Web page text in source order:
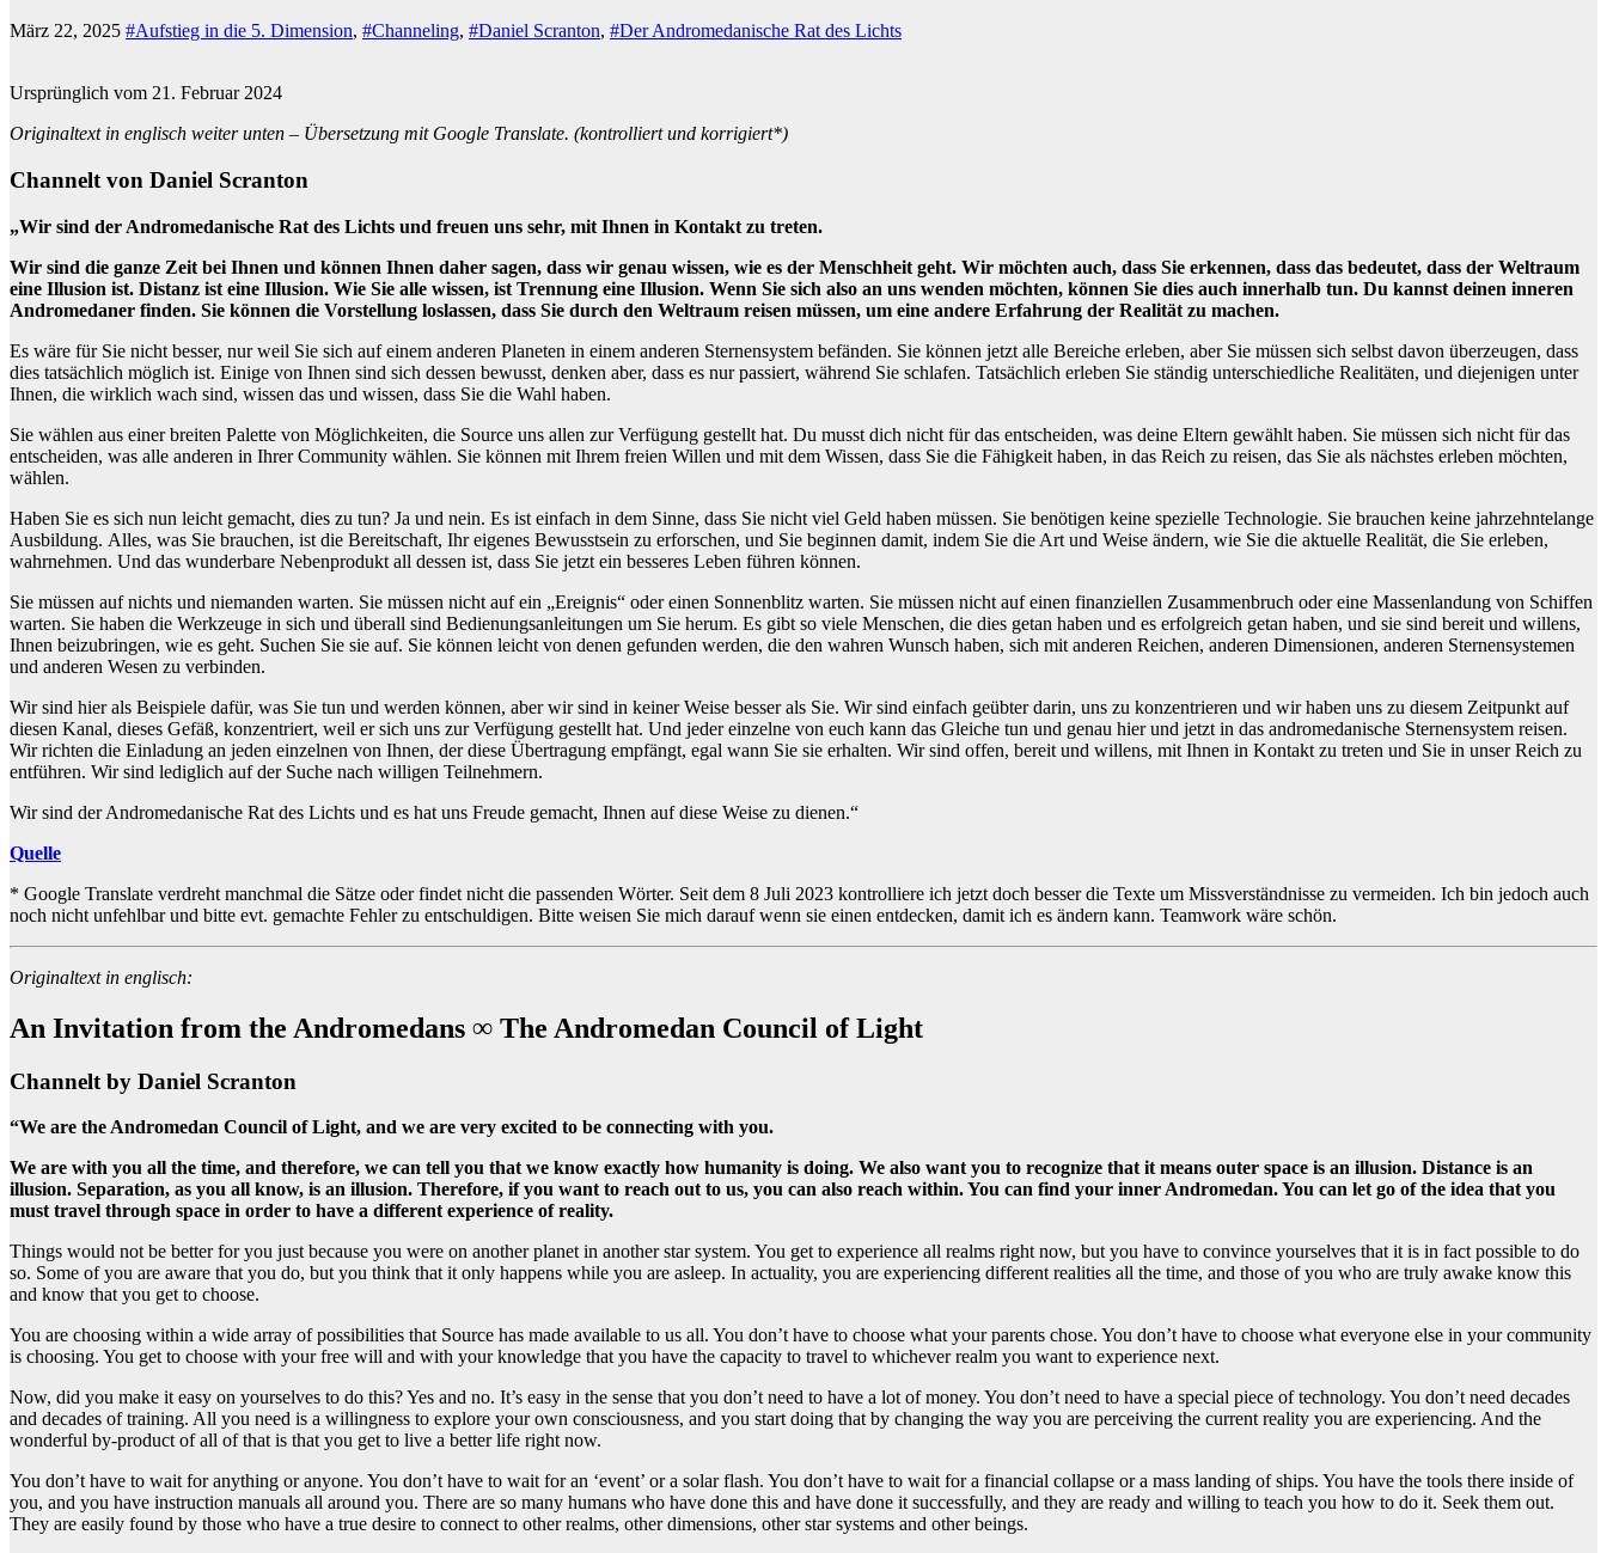
März 22, 2025 #Aufstieg in die 5. Dimension, #Channeling, #Daniel Scranton, #Der Andromedanische Rat des Lichts
Ursprünglich vom 21. Februar 2024
Originaltext in englisch weiter unten – Übersetzung mit Google Translate. (kontrolliert und korrigiert*)
Channelt von Daniel Scranton
„Wir sind der Andromedanische Rat des Lichts und freuen uns sehr, mit Ihnen in Kontakt zu treten.
Wir sind die ganze Zeit bei Ihnen und können Ihnen daher sagen, dass wir genau wissen, wie es der Menschheit geht. Wir möchten auch, dass Sie erkennen, dass das bedeutet, dass der Weltraum
eine Illusion ist. Distanz ist eine Illusion. Wie Sie alle wissen, ist Trennung eine Illusion. Wenn Sie sich also an uns wenden möchten, können Sie dies auch innerhalb tun. Du kannst deinen inneren
Andromedaner finden. Sie können die Vorstellung loslassen, dass Sie durch den Weltraum reisen müssen, um eine andere Erfahrung der Realität zu machen.
Es wäre für Sie nicht besser, nur weil Sie sich auf einem anderen Planeten in einem anderen Sternensystem befänden. Sie können jetzt alle Bereiche erleben, aber Sie müssen sich selbst davon überzeugen, dass
dies tatsächlich möglich ist. Einige von Ihnen sind sich dessen bewusst, denken aber, dass es nur passiert, während Sie schlafen. Tatsächlich erleben Sie ständig unterschiedliche Realitäten, und diejenigen unter
Ihnen, die wirklich wach sind, wissen das und wissen, dass Sie die Wahl haben.
Sie wählen aus einer breiten Palette von Möglichkeiten, die Source uns allen zur Verfügung gestellt hat. Du musst dich nicht für das entscheiden, was deine Eltern gewählt haben. Sie müssen sich nicht für das
entscheiden, was alle anderen in Ihrer Community wählen. Sie können mit Ihrem freien Willen und mit dem Wissen, dass Sie die Fähigkeit haben, in das Reich zu reisen, das Sie als nächstes erleben möchten,
wählen.
Haben Sie es sich nun leicht gemacht, dies zu tun? Ja und nein. Es ist einfach in dem Sinne, dass Sie nicht viel Geld haben müssen. Sie benötigen keine spezielle Technologie. Sie brauchen keine jahrzehntelange
Ausbildung. Alles, was Sie brauchen, ist die Bereitschaft, Ihr eigenes Bewusstsein zu erforschen, und Sie beginnen damit, indem Sie die Art und Weise ändern, wie Sie die aktuelle Realität, die Sie erleben,
wahrnehmen. Und das wunderbare Nebenprodukt all dessen ist, dass Sie jetzt ein besseres Leben führen können.
Sie müssen auf nichts und niemanden warten. Sie müssen nicht auf ein „Ereignis“ oder einen Sonnenblitz warten. Sie müssen nicht auf einen finanziellen Zusammenbruch oder eine Massenlandung von Schiffen
warten. Sie haben die Werkzeuge in sich und überall sind Bedienungsanleitungen um Sie herum. Es gibt so viele Menschen, die dies getan haben und es erfolgreich getan haben, und sie sind bereit und willens,
Ihnen beizubringen, wie es geht. Suchen Sie sie auf. Sie können leicht von denen gefunden werden, die den wahren Wunsch haben, sich mit anderen Reichen, anderen Dimensionen, anderen Sternensystemen
und anderen Wesen zu verbinden.
Wir sind hier als Beispiele dafür, was Sie tun und werden können, aber wir sind in keiner Weise besser als Sie. Wir sind einfach geübter darin, uns zu konzentrieren und wir haben uns zu diesem Zeitpunkt auf
diesen Kanal, dieses Gefäß, konzentriert, weil er sich uns zur Verfügung gestellt hat. Und jeder einzelne von euch kann das Gleiche tun und genau hier und jetzt in das andromedanische Sternensystem reisen.
Wir richten die Einladung an jeden einzelnen von Ihnen, der diese Übertragung empfängt, egal wann Sie sie erhalten. Wir sind offen, bereit und willens, mit Ihnen in Kontakt zu treten und Sie in unser Reich zu
entführen. Wir sind lediglich auf der Suche nach willigen Teilnehmern.
Wir sind der Andromedanische Rat des Lichts und es hat uns Freude gemacht, Ihnen auf diese Weise zu dienen.“
Quelle
* Google Translate verdreht manchmal die Sätze oder findet nicht die passenden Wörter. Seit dem 8 Juli 2023 kontrolliere ich jetzt doch besser die Texte um Missverständnisse zu vermeiden. Ich bin jedoch auch
noch nicht unfehlbar und bitte evt. gemachte Fehler zu entschuldigen. Bitte weisen Sie mich darauf wenn sie einen entdecken, damit ich es ändern kann. Teamwork wäre schön.
Originaltext in englisch:
An Invitation from the Andromedans ∞ The Andromedan Council of Light
Channelt by Daniel Scranton
“We are the Andromedan Council of Light, and we are very excited to be connecting with you.
We are with you all the time, and therefore, we can tell you that we know exactly how humanity is doing. We also want you to recognize that it means outer space is an illusion. Distance is an
illusion. Separation, as you all know, is an illusion. Therefore, if you want to reach out to us, you can also reach within. You can find your inner Andromedan. You can let go of the idea that you
must travel through space in order to have a different experience of reality.
Things would not be better for you just because you were on another planet in another star system. You get to experience all realms right now, but you have to convince yourselves that it is in fact possible to do
so. Some of you are aware that you do, but you think that it only happens while you are asleep. In actuality, you are experiencing different realities all the time, and those of you who are truly awake know this
and know that you get to choose.
You are choosing within a wide array of possibilities that Source has made available to us all. You don’t have to choose what your parents chose. You don’t have to choose what everyone else in your community
is choosing. You get to choose with your free will and with your knowledge that you have the capacity to travel to whichever realm you want to experience next.
Now, did you make it easy on yourselves to do this? Yes and no. It’s easy in the sense that you don’t need to have a lot of money. You don’t need to have a special piece of technology. You don’t need decades
and decades of training. All you need is a willingness to explore your own consciousness, and you start doing that by changing the way you are perceiving the current reality you are experiencing. And the
wonderful by-product of all of that is that you get to live a better life right now.
You don’t have to wait for anything or anyone. You don’t have to wait for an ‘event’ or a solar flash. You don’t have to wait for a financial collapse or a mass landing of ships. You have the tools there inside of
you, and you have instruction manuals all around you. There are so many humans who have done this and have done it successfully, and they are ready and willing to teach you how to do it. Seek them out.
They are easily found by those who have a true desire to connect to other realms, other dimensions, other star systems and other beings.